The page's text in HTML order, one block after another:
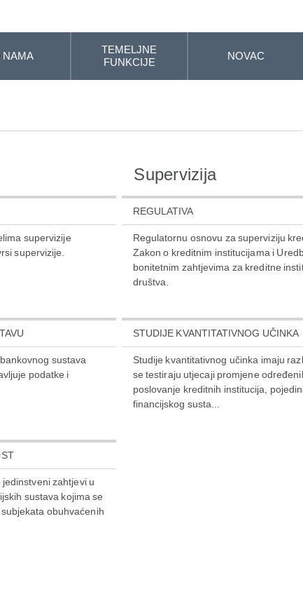
NAMA
TEMELJNE
FUNKCIJE
NOVAC
Supervizija
supervizije
supervizije.
REGULATIVA
Regulatornu osnovu za superviziju
Zakon o kreditnim institucijama i
bonitetnim zahtjevima za kreditne
društva.
sustava
podatke i
STUDIJE KVANTITATIVNOG UČINKA
Studije kvantitativnog učinka imaju
se testiraju utjecaji promjene
poslovanje kreditnih institucija,
financijskog susta...
zahtjevi u
sustava kojima se
obuhvaćenih